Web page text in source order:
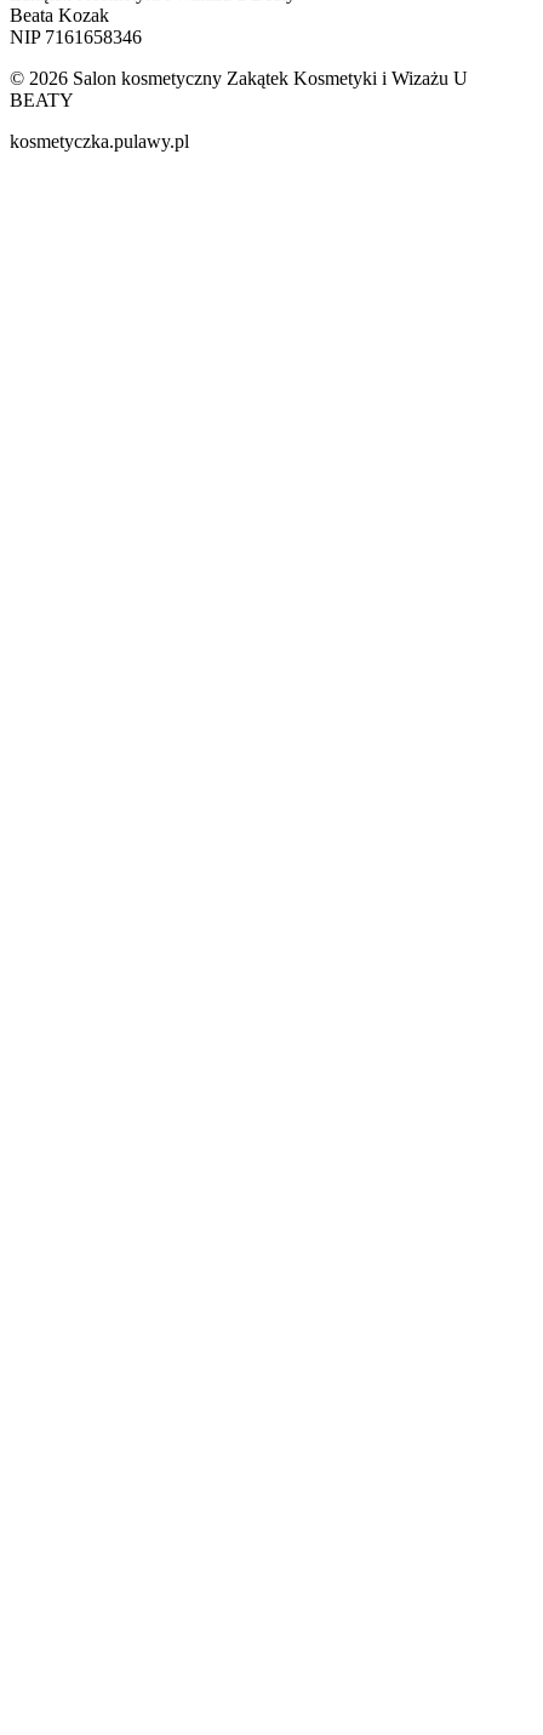
Beata Kozak
NIP 7161658346
© 2026 Salon kosmetyczny Zakątek Kosmetyki i Wizażu U
BEATY
kosmetyczka.pulawy.pl